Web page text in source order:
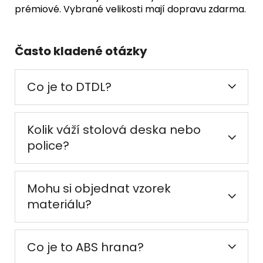
prémiové. Vybrané velikosti mají dopravu zdarma.
Často kladené otázky
Co je to DTDL?
Kolik váží stolová deska nebo
police?
Mohu si objednat vzorek
materiálu?
Co je to ABS hrana?